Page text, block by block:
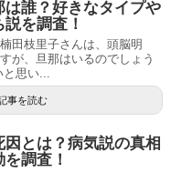
誰？好きなタイプや
を調査！
田枝里子さんは、頭脳明
が、旦那はいるのでしょう
と思い...
事を読む
とは？病気説の真相
調査！